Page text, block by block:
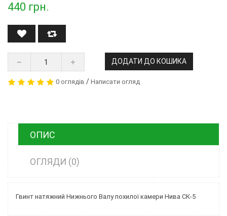
440 грн.
ДОДАТИ ДО КОШИКА
0 оглядів / Написати огляд
ОПИС
ОГЛЯДИ (0)
Гвинт натяжний Нижнього Валу похилої камери Нива СК-5